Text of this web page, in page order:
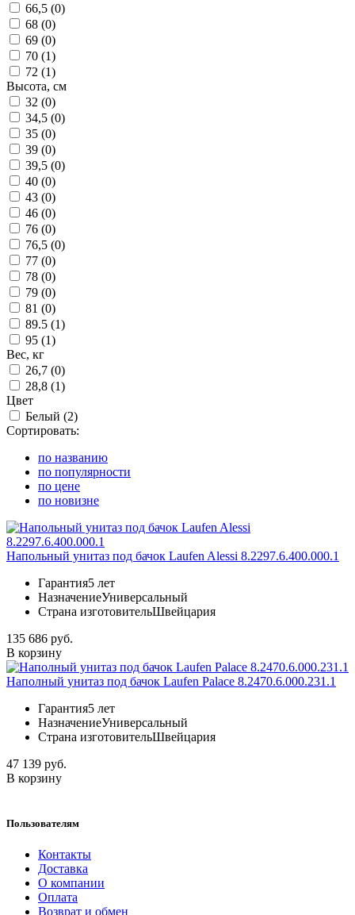
66,5 (0)
68 (0)
69 (0)
70 (1)
72 (1)
Высота, см
32 (0)
34,5 (0)
35 (0)
39 (0)
39,5 (0)
40 (0)
43 (0)
46 (0)
76 (0)
76,5 (0)
77 (0)
78 (0)
79 (0)
81 (0)
89.5 (1)
95 (1)
Вес, кг
26,7 (0)
28,8 (1)
Цвет
Белый (2)
Сортировать:
по названию
по популярности
по цене
по новизне
Напольный унитаз под бачок Laufen Alessi 8.2297.6.400.000.1
Гарантия5 лет
НазначениеУниверсальный
Страна изготовительШвейцария
135 686 руб.
В корзину
Наполный унитаз под бачок Laufen Palace 8.2470.6.000.231.1
Гарантия5 лет
НазначениеУниверсальный
Страна изготовительШвейцария
47 139 руб.
В корзину
Пользователям
Контакты
Доставка
О компании
Оплата
Возврат и обмен